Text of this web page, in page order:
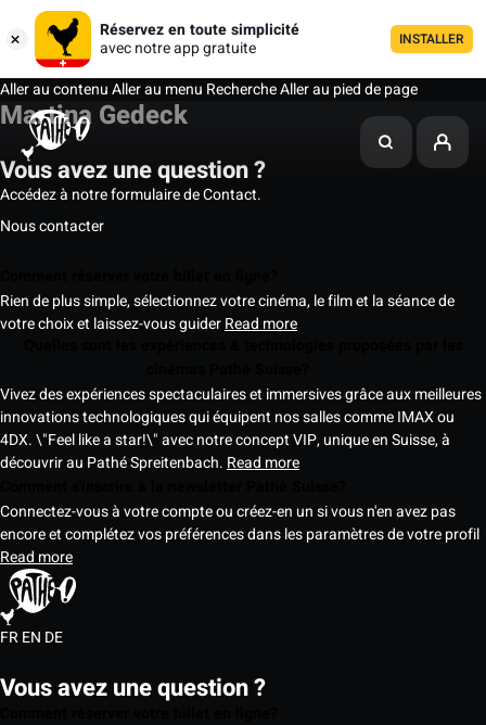
Réservez en toute simplicité
avec notre app gratuite
INSTALLER
Aller au contenuAller au menu RechercheAller au pied de page
Martina Gedeck
Vous avez une question ?
Accédez à notre formulaire de Contact.
Nous contacter
Rien de plus simple, sélectionnez votre cinéma, le film et la séance de
votre choix et laissez-vous guiderRead more
Vivez des expériences spectaculaires et immersives grâce aux meilleures
innovations technologiques qui équipent nos salles comme IMAX ou
4DX. \"Feel like a star!\" avec notre concept VIP, unique en Suisse, à
découvrir au Pathé Spreitenbach. Read more
Connectez-vous à votre compte ou créez-en un si vous n'en avez pas
encore et complétez vos préférences dans les paramètres de votre profil
Read more
FREN DE
Vous avez une question ?